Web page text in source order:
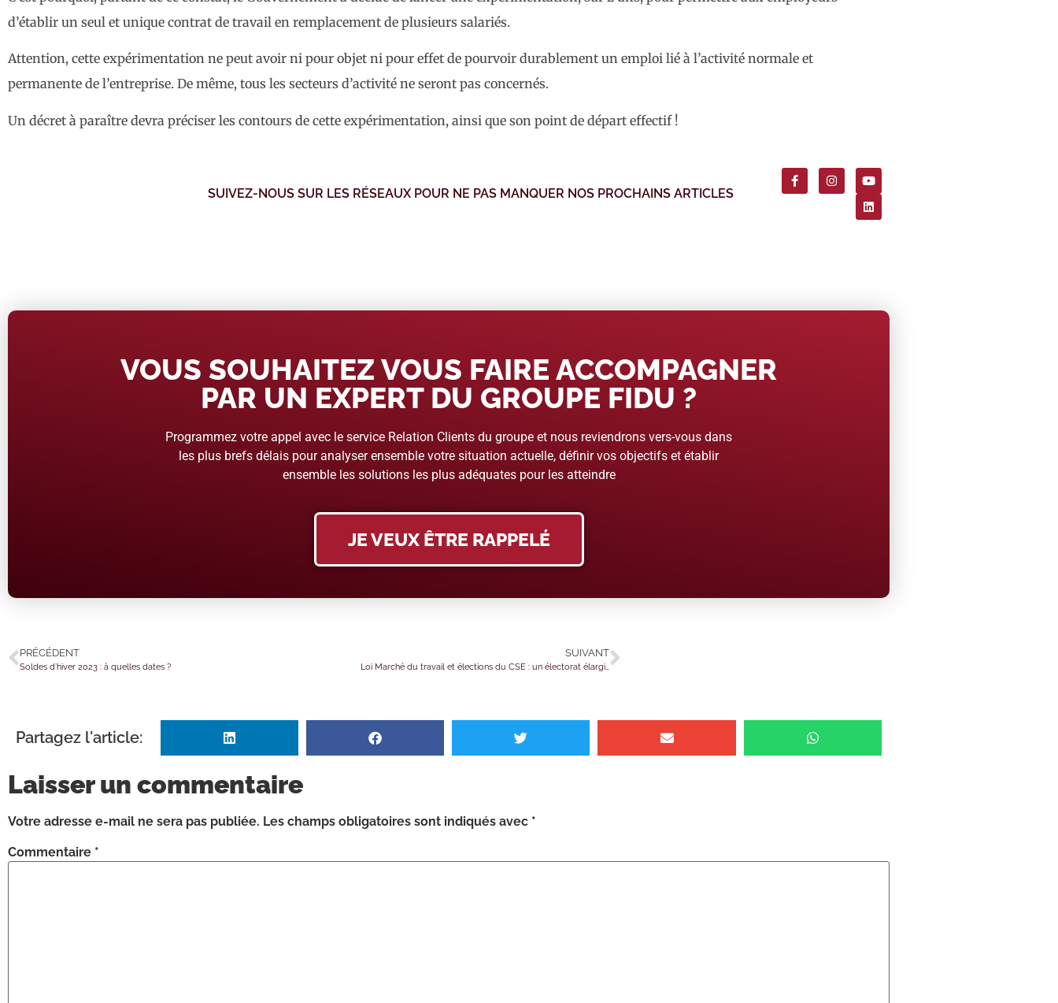
d’établir un seul et unique contrat de travail en remplacement de plusieurs salariés.
Attention, cette expérimentation ne peut avoir ni pour objet ni pour effet de pourvoir durablement un emploi lié à l’activité normale et
permanente de l’entreprise. De même, tous les secteurs d’activité ne seront pas concernés.
Un décret à paraître devra préciser les contours de cette expérimentation, ainsi que son point de départ effectif !
SUIVEZ-NOUS SUR LES RÉSEAUX POUR NE PAS MANQUER NOS PROCHAINS ARTICLES
VOUS SOUHAITEZ VOUS FAIRE ACCOMPAGNER
PAR UN EXPERT DU GROUPE FIDU ?
Programmez votre appel avec le service Relation Clients du groupe et nous reviendrons vers-vous dans
les plus brefs délais pour analyser ensemble votre situation actuelle, définir vos objectifs et établir
ensemble les solutions les plus adéquates pour les atteindre
JE VEUX ÊTRE RAPPELÉ
PRÉCÉDENT
Soldes d’hiver 2023 : à quelles dates ?
SUIVANT
Loi Marché du travail et élections du CSE : un électorat élargi…
Partagez l'article:
Laisser un commentaire
Votre adresse e-mail ne sera pas publiée. Les champs obligatoires sont indiqués avec *
Commentaire *